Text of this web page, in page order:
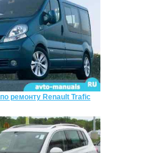
ремонту Renault Trafic